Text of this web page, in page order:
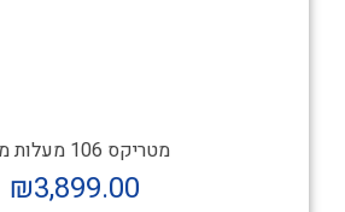
מטריקס 106 מעלות מיני
₪3,899.00